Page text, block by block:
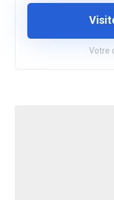
Votre